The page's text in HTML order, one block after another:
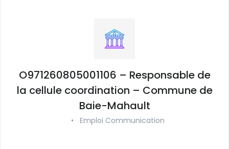
O971260805001106 – Responsable de
la cellule coordination – Commune de
Baie-Mahault
• Emploi Communication